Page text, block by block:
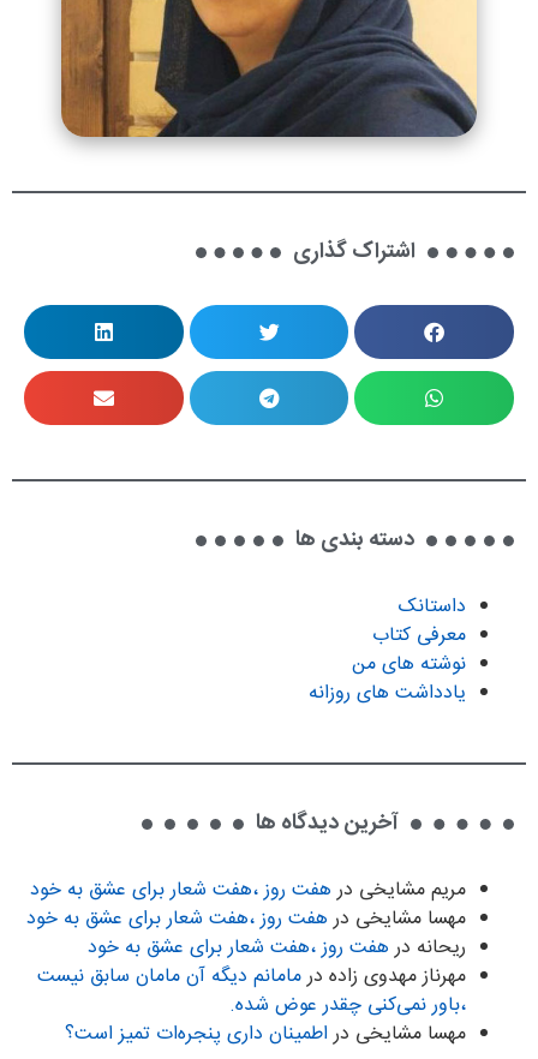
اشتراک گذاری
دسته بندی ها
داستانک
معرفی کتاب
نوشته های من
یادداشت های روزانه
آخرین دیدگاه ها
مریم مشایخی درهفت روز ،هفت شعار برای عشق به خود
مهسا مشایخی درهفت روز ،هفت شعار برای عشق به خود
ریحانه درهفت روز ،هفت شعار برای عشق به خود
مهرناز مهدوی زاده درمامانم دیگه آن مامان سابق نیست
،باور نمی‌کنی چقدر عوض شده.
مهسا مشایخی دراطمینان داری پنجره‌ات تمیز است؟